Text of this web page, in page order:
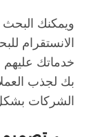
ويمكنك
الانستقرام
خدماتك
بك لجذب
الشركات